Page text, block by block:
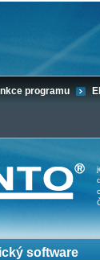
programu
software